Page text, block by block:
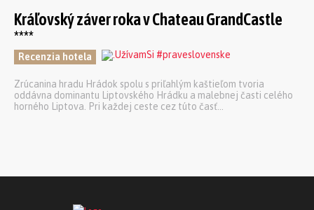
Kráľovský záver roka v Chateau GrandCastle
****
Recenzia hotela
Zrúcanina hradu Hrádok spolu s priľahlým kaštieľom tvoria
oddávna dominantu Liptovského Hrádku a malebnej časti celého
horného Liptova. Pri každej ceste cez túto časť...